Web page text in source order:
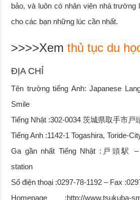
bảo, và luôn có nhân viên nhà
cho các bạn những lúc cần nhất.
>>>>Xemthủ tục du
ĐỊA CHỈ
Tên trường tiếng Anh: Japanese
Smile
Tiếng Nhật :302-0034 茨城県取手市戸
Tiếng Anh :1142-1 Togashira, Toride-
Ga gần nhất Tiếng Nhật :戸頭駅 –
station
Số điện thoại :0297-78-1192 – Fax
Homepage :http://